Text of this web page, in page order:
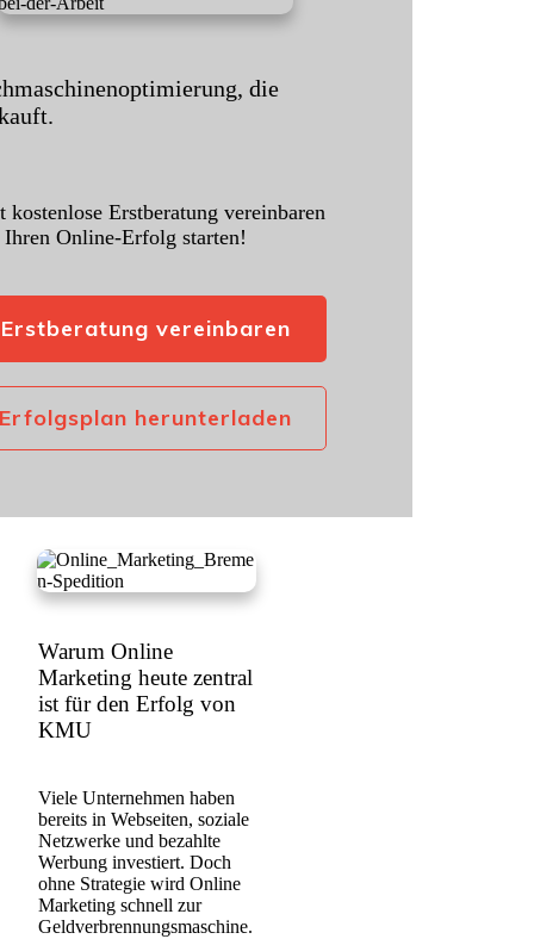
die
kostenlose Erstberatung vereinbaren
Ihren Online-Erfolg starten!
Erstberatung vereinbaren
Erfolgsplan herunterladen
Warum Online
Marketing heute zentral
ist für den Erfolg von
KMU
Viele Unternehmen haben
bereits in Webseiten, soziale
Netzwerke und bezahlte
Werbung investiert. Doch
ohne Strategie wird Online
Marketing schnell zur
Geldverbrennungsmaschine.